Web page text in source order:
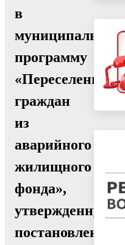
в
муниципальную
программу
«Переселение
граждан
из
аварийного
жилищного
фонда»,
утвержденную
постановлением